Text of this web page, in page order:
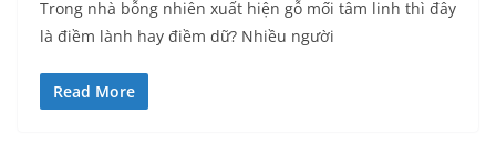
Trong nhà bỗng nhiên xuất hiện gỗ mối tâm linh thì đây
là điềm lành hay điềm dữ? Nhiều người
Read More